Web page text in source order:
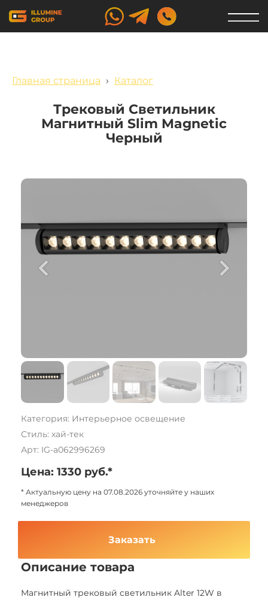
Главная страница › Каталог
Трековый Светильник
Магнитный Slim Magnetic
Черный
Категория: Интерьерное освещение
Стиль: хай-тек
Арт: IG-a062996269
Цена: 1330 руб.*
* Актуальную цену на 07.08.2026 уточняйте у наших
менеджеров
Заказать
Описание товара
Магнитный трековый светильник Alter 12W в